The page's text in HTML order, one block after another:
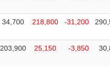
34,700 218,800 -31,200
203,900 25,150 -3,850